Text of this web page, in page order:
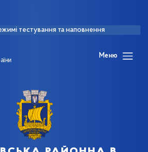
тестування та наповнення
Меню